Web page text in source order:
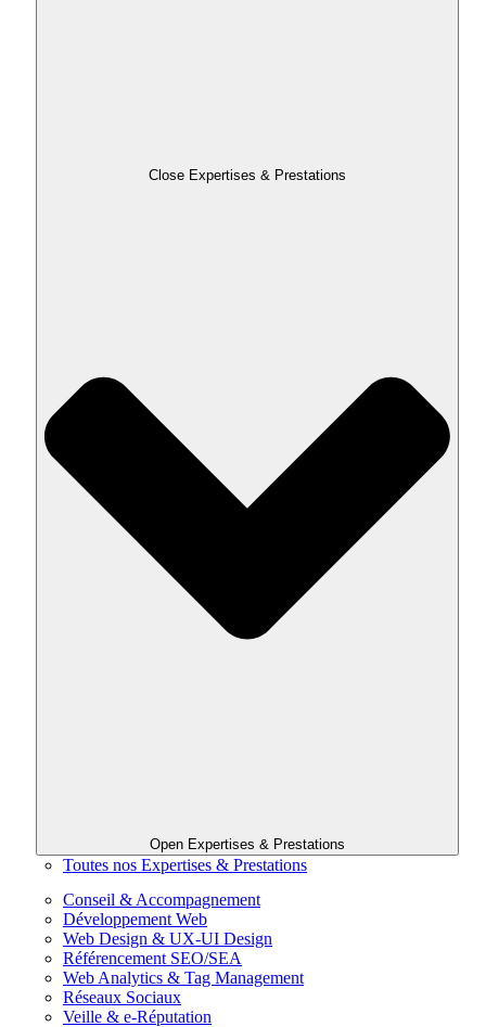
Close Expertises & Prestations
Open Expertises & Prestations
Toutes nos Expertises & Prestations
Conseil & Accompagnement
Développement Web
Web Design & UX-UI Design
Référencement SEO/SEA
Web Analytics & Tag Management
Réseaux Sociaux
Veille & e-Réputation